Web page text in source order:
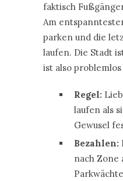
faktisch
Am
parken und die
laufen. Die Stadt
ist also problemlos
Regel:
laufen als
Gewusel
Bezahlen:
nach Zone